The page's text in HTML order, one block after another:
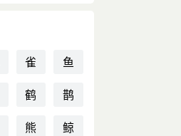
雀
鱼
鹤
鹊
熊
鲸